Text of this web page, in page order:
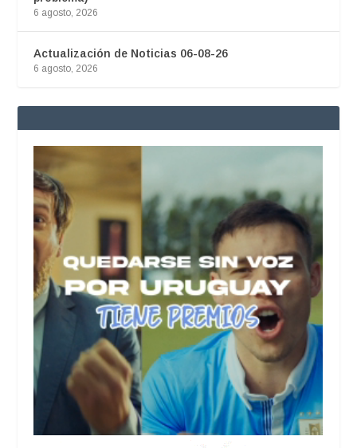
6 agosto, 2026
Actualización de Noticias 06-08-26
6 agosto, 2026